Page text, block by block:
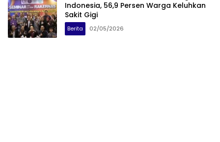
Indonesia, 56,9 Persen Warga Keluhkan
Sakit Gigi
Berita 02/05/2026